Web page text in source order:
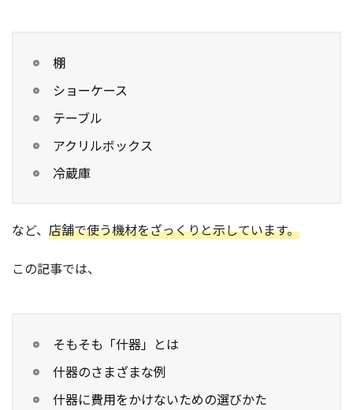
棚
ショーケース
テーブル
アクリルボックス
冷蔵庫
など、 店舗で使う機材をざっくりと示しています。
この記事では、
そもそも「什器」とは
什器のさまざまな例
什器に費用をかけないための選びかた